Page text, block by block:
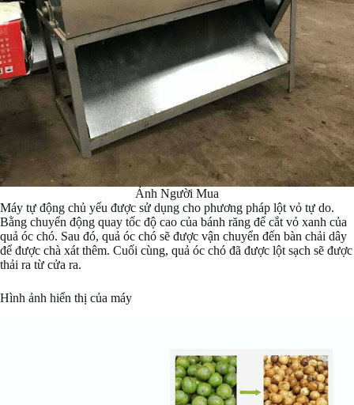
Ảnh Người Mua
Máy tự động chủ yếu được sử dụng cho phương pháp lột vỏ tự do.
Bằng chuyển động quay tốc độ cao của bánh răng để cắt vỏ xanh của
quả óc chó. Sau đó, quả óc chó sẽ được vận chuyển đến bàn chải dây
để được chà xát thêm. Cuối cùng, quả óc chó đã được lột sạch sẽ được
thải ra từ cửa ra.
Hình ảnh hiển thị của máy